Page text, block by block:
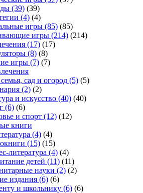
(39) (39)
(4) (4)
игры (85) (85)
игры (214) (214)
(17) (17)
(8) (8)
игры (7) (7)
сад и огород (5) (5)
(2) (2)
и искусство (40) (40)
(6) (6)
и спорт (12) (12)
книги
(4) (4)
(15) (15)
литература (4) (4)
детей (11) (11)
науки (2) (2)
издания (6) (6)
и школьнику (6) (6)